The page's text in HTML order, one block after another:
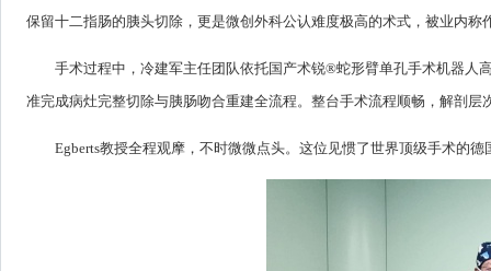
保留十二指肠的胰头切除，更是微创外科公认难度极高的术式，被业内称
手术过程中，冷建军主任团队依托国产术锐®蛇形臂单孔手术机器人
准完成病灶完整切除与胰肠吻合重建全流程。整台手术流程顺畅，解剖层
Egberts教授全程观摩，不时微微点头。这位见惯了世界顶级手术的